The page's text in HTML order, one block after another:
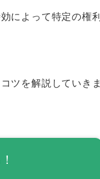
によって特定の権利
ツを解説していきま